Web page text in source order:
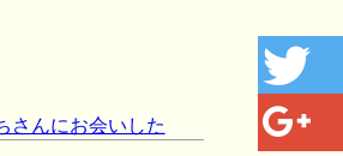
さんにお会いした